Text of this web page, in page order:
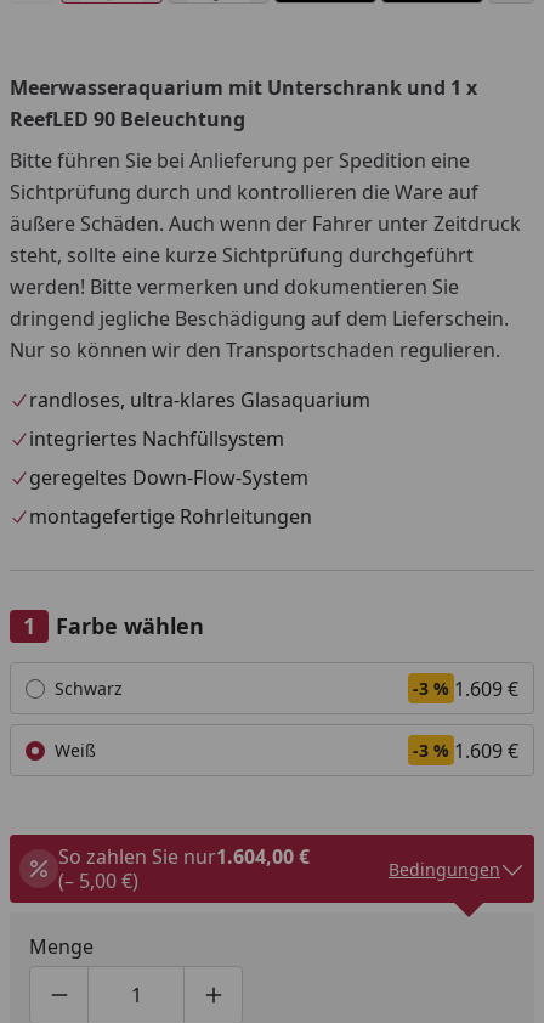
Meerwasseraquarium mit Unterschrank und 1 x
ReefLED 90 Beleuchtung
Bitte führen Sie bei Anlieferung per Spedition eine
Sichtprüfung durch und kontrollieren die Ware auf
äußere Schäden. Auch wenn der Fahrer unter Zeitdruck
steht, sollte eine kurze Sichtprüfung durchgeführt
werden! Bitte vermerken und dokumentieren Sie
dringend jegliche Beschädigung auf dem Lieferschein.
Nur so können wir den Transportschaden regulieren.
randloses, ultra-klares Glasaquarium
integriertes Nachfüllsystem
geregeltes Down-Flow-System
montagefertige Rohrleitungen
Farbe wählen
Alle anzeigen (2)
Schwarz -3 % 1.609 €
Weiß -3 % 1.609 €
So zahlen Sie nur1.604,00 €
(– 5,00 €)
Bedingungen
Menge
Produktmenge um eins verringern
Produktmenge manuell eingeben
Produktmenge um eins erhöhen